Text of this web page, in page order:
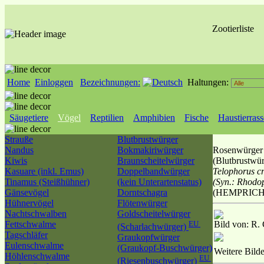
Zootierliste
Home Einloggen Bezeichnungen: Haltungen:
Säugetiere Vögel Reptilien Amphibien Fische
Strauße
Nandus
Kiwis
Kasuare (inkl. Emus)
Tinamus (Steißhühner)
Gänsevögel
Hühnervögel
Nachtschwalben
Fettschwalme
Tagschläfer
Eulenschwalme
Höhlenschwalme
Blutbrustwürger
Bokmakiriwürger
Braunscheitelwürger
Doppelbandwürger
(kein Unterartenstatus)
Dorntschagra
Flötenwürger
Goldscheitelwürger
(Scharlachwürger) EU
Graukopfwürger
(Graukopf-Buschwürger)
(Riesenbuschwürger) EU
Rosenwürger
Telophorus
(Syn.:
Bild von: R.
Weitere